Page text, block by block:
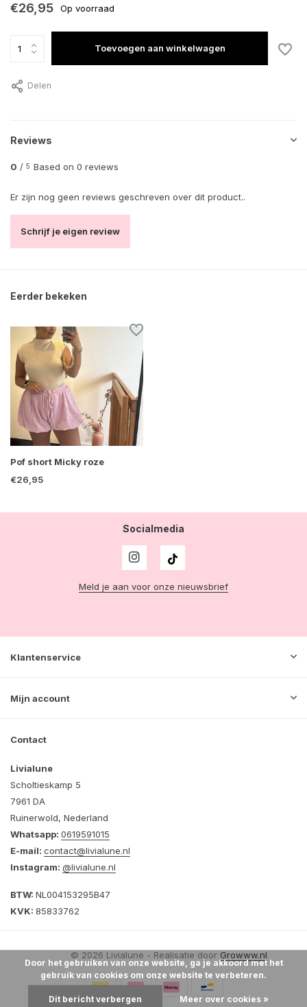
€26,95 Op voorraad
Toevoegen aan winkelwagen
Delen
Reviews
0 / 5 Based on 0 reviews
Er zijn nog geen reviews geschreven over dit product..
Schrijf je eigen review
Eerder bekeken
Pof short Micky roze
€26,95
Socialmedia
Meld je aan voor onze nieuwsbrief
Klantenservice
Mijn account
Contact
Livialune
Scholtieskamp 5
7961 DA
Ruinerwold, Nederland
Whatsapp: 0619591015
E-mail: contact@livialune.nl
Instagram: @livialune.nl
BTW: NL004153295B47
KVK: 85833762
© 2026 Livialune - Realisatie door Growww.nl
Door het gebruiken van onze website, ga je akkoord met het
gebruik van cookies om onze website te verbeteren.
Dit bericht verbergen Meer over cookies »